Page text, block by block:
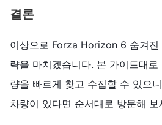
결론
이상으로 Forza Horizon 6 숨겨
략을 마치겠습니다. 본 가이드대
량을 빠르게 찾고 수집할 수 있으
차량이 있다면 순서대로 방문해 보